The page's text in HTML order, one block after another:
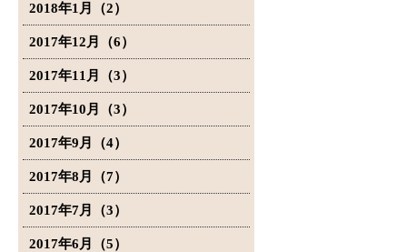
2018年1月（2）
2017年12月（6）
2017年11月（3）
2017年10月（3）
2017年9月（4）
2017年8月（7）
2017年7月（3）
2017年6月（5）